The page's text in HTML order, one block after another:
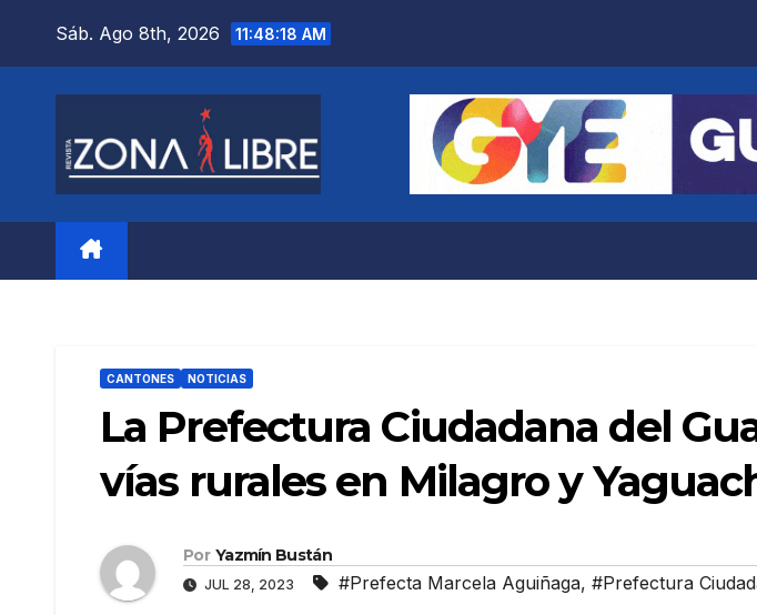
Sáb. Ago 8th, 2026 11:48:20 AM
CANTONES NOTICIAS
La Prefectura Ciudadana del
vías rurales en Milagro y
Por Yazmín Bustán
JUL 28, 2023 #Prefecta Marcela Aguiñaga, #Prefectura